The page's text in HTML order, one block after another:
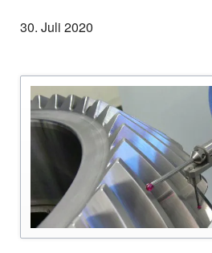
30. Juli 2020